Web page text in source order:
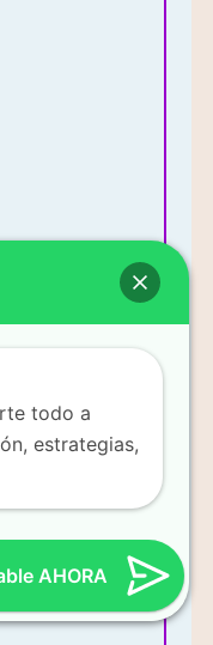
un equipo de
todo a
estrategias,
AHORA